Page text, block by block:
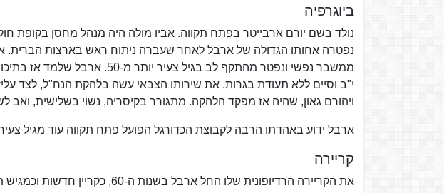
ביוגרפיה
נפטרה אחותו הגדולה של ארבל לאחר שעברה ניתוח ראש בארצות הברית.
ממשבר נפשי ונפטר מהתקף לב בגיל
י"ב וסיים ללא תעודת בגרות. את שירותו הצבאי עשה בלהקת הנח"ל, לצד
ויהורם גאון, שהיה אז מפקד הלהקה. מתגורר בקיסריה, נשוי בשלישית, ואב
ארבל ידוע באהדתו הרבה לקבוצת הכדורגל הפועל פתח תקווה עוד מגיל
קריירה